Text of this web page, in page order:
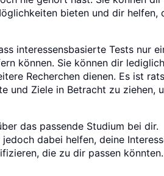
bieten und dir helfen,
interessensbasierte Tests nur
können. Sie können dir
Recherchen dienen. Es ist
und Ziele in Betracht zu ziehen,
das passende Studium bei dir.
dabei helfen, deine
die zu dir passen könnten.